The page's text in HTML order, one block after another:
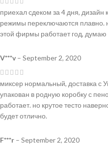
приехал сдеком за 4 дня, дизайн
режимы переключаются плавно.
этой фирмы работает год, думаю
V***v – September 2, 2020
миксер нормальный, доставка с
упакован в родную коробку с
работает. но крутое тесто
будет отлично.
F***r – September 2, 2020